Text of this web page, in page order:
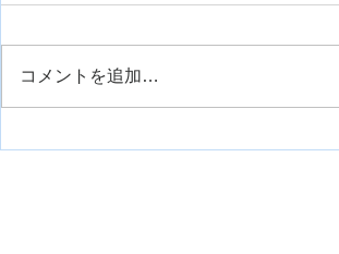
コメントを追加…